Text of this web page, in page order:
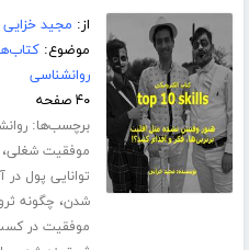
از: مجید خزایی
موضوع:
روانشناسی
۴۰ صفحه
برچسب‌ها:
موفقیت شغلی،
توانایی پول در
شدن، چگونه
موفقیت در